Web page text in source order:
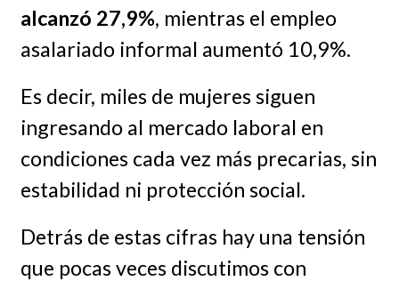
alcanzó 27,9%, mientras el empleo
asalariado informal aumentó 10,9%.
Es decir, miles de mujeres siguen
ingresando al mercado laboral en
condiciones cada vez más precarias, sin
estabilidad ni protección social.
Detrás de estas cifras hay una tensión
que pocas veces discutimos con